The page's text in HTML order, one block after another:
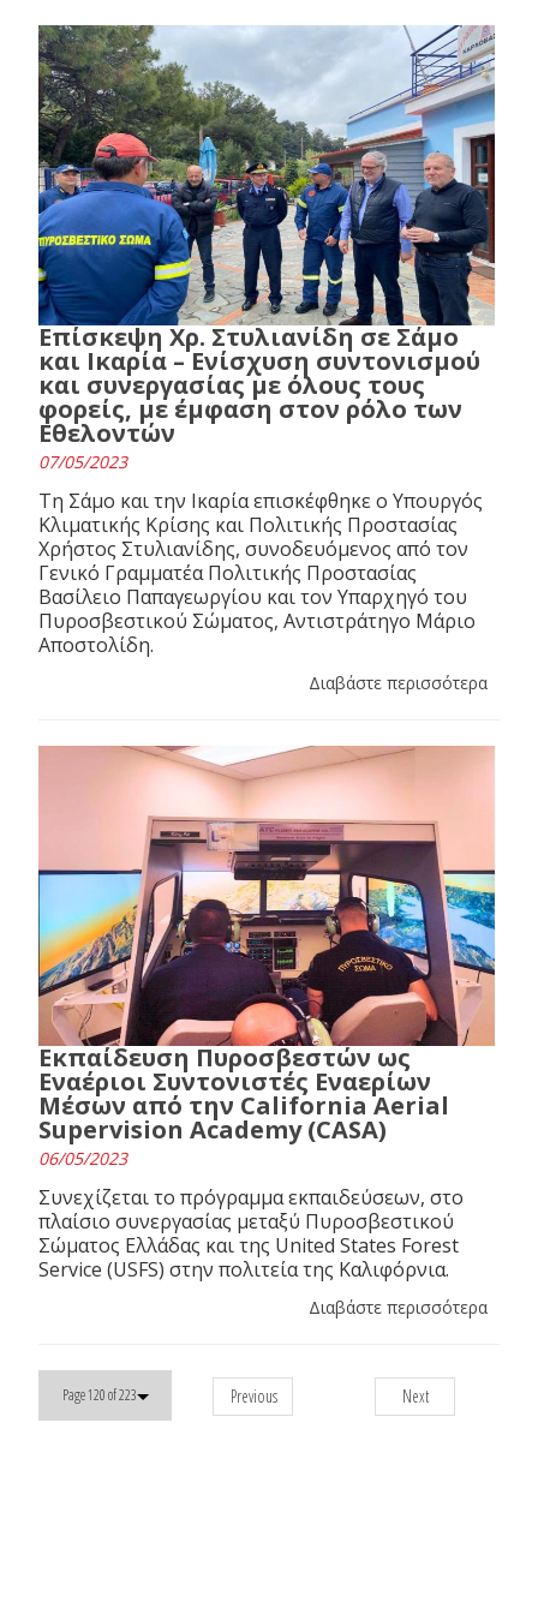
Επίσκεψη Χρ. Στυλιανίδη σε Σάμο
και Ικαρία – Ενίσχυση συντονισμού
και συνεργασίας με όλους τους
φορείς, με έμφαση στον ρόλο των
Εθελοντών
07/05/2023
Τη Σάμο και την Ικαρία επισκέφθηκε ο Υπουργός
Κλιματικής Κρίσης και Πολιτικής Προστασίας
Χρήστος Στυλιανίδης, συνοδευόμενος από τον
Γενικό Γραμματέα Πολιτικής Προστασίας
Βασίλειο Παπαγεωργίου και τον Υπαρχηγό του
Πυροσβεστικού Σώματος, Αντιστράτηγο Μάριο
Αποστολίδη.
Διαβάστε περισσότερα
Εκπαίδευση Πυροσβεστών ως
Εναέριοι Συντονιστές Εναερίων
Μέσων από την California Aerial
Supervision Academy (CASA)
06/05/2023
Συνεχίζεται το πρόγραμμα εκπαιδεύσεων, στο
πλαίσιο συνεργασίας μεταξύ Πυροσβεστικού
Σώματος Ελλάδας και της United States Forest
Service (USFS) στην πολιτεία της Καλιφόρνια.
Διαβάστε περισσότερα
Page 120 of 223 Previous Next